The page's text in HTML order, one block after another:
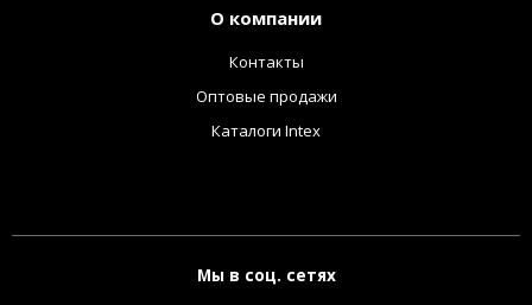
О компании
Контакты
Оптовые продажи
Каталоги Intex
Мы в соц. сетях